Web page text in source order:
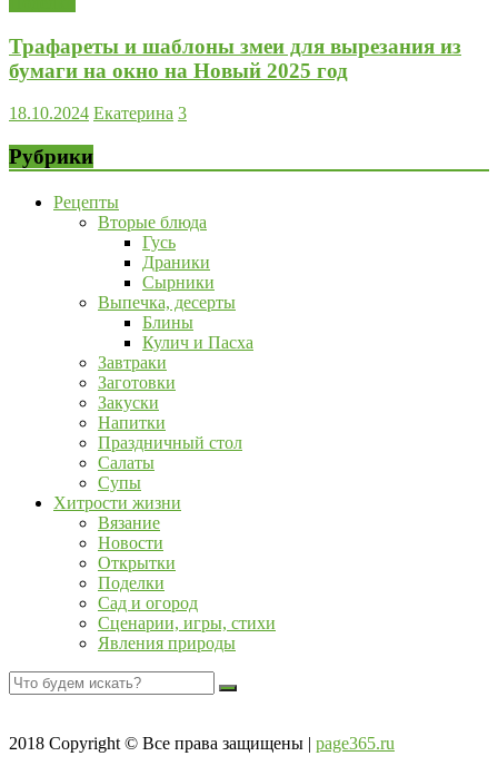
Трафареты и шаблоны змеи для вырезания из
бумаги на окно на Новый 2025 год
18.10.2024 Екатерина 3
Рубрики
Рецепты
Вторые блюда
Гусь
Драники
Сырники
Выпечка, десерты
Блины
Кулич и Пасха
Завтраки
Заготовки
Закуски
Напитки
Праздничный стол
Салаты
Супы
Хитрости жизни
Вязание
Новости
Открытки
Поделки
Сад и огород
Сценарии, игры, стихи
Явления природы
2018 Copyright © Все права защищены | page365.ru